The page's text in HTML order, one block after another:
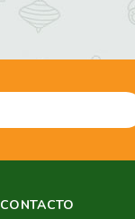
CONTACTO